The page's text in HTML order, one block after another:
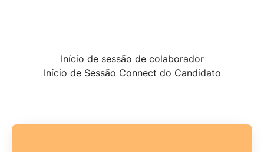
Início de sessão de colaborador
Início de Sessão Connect do Candidato